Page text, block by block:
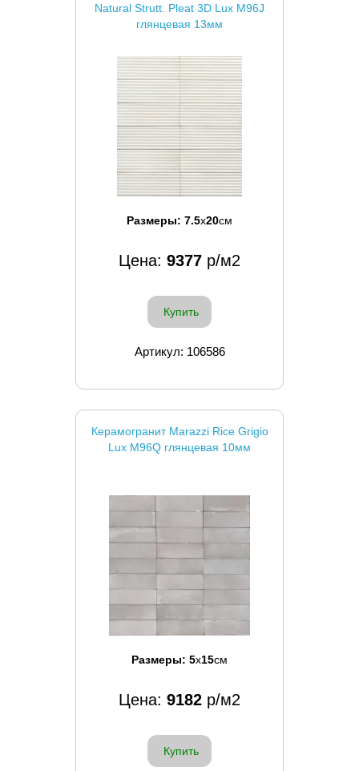
Natural Strutt. Pleat 3D Lux M96J
глянцевая 13мм
Размеры: 7.5x20см
Цена: 9377 р/м2
Купить
Артикул: 106586
Керамогранит Marazzi Rice Grigio
Lux M96Q глянцевая 10мм
Размеры: 5x15см
Цена: 9182 р/м2
Купить